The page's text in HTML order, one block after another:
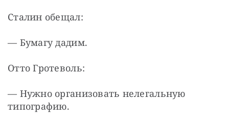
Сталин обещал:
— Бумагу дадим.
Отто Гротеволь:
— Нужно организовать нелегальную
типографию.